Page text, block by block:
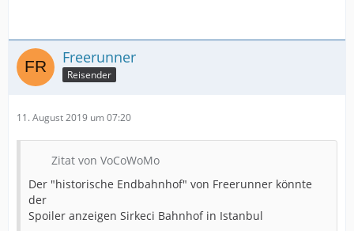
Freerunner
Reisender
11. August 2019 um 07:20
Zitat von VoCoWoMo
Der "historische Endbahnhof" von Freerunner könnte
der
Spoiler anzeigen Sirkeci Bahnhof in Istanbul